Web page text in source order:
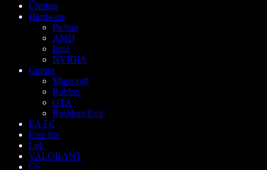
Últimas
Hardware
Pichau
AMD
Intel
NVIDIA
Games
Minecraft
Roblox
GTA
Resident Evil
EA FC
Free fire
LoL
VALORANT
CS